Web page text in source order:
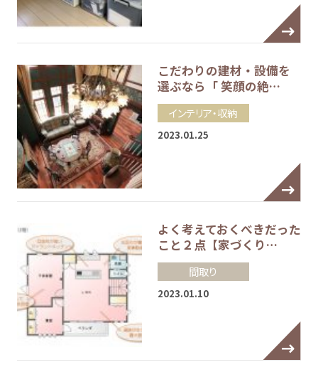
こだわりの建材・設備を
選ぶなら「 笑顔の絶…
インテリア・収納
2023.01.25
よく考えておくべきだった
こと２点【家づくり…
間取り
2023.01.10